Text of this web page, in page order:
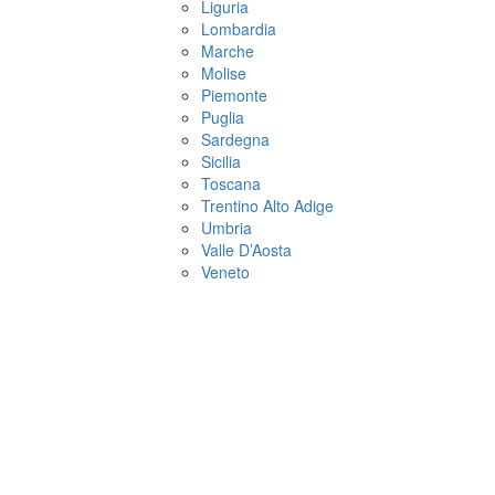
Liguria
Lombardia
Marche
Molise
Piemonte
Puglia
Sardegna
Sicilia
Toscana
Trentino Alto Adige
Umbria
Valle D’Aosta
Veneto